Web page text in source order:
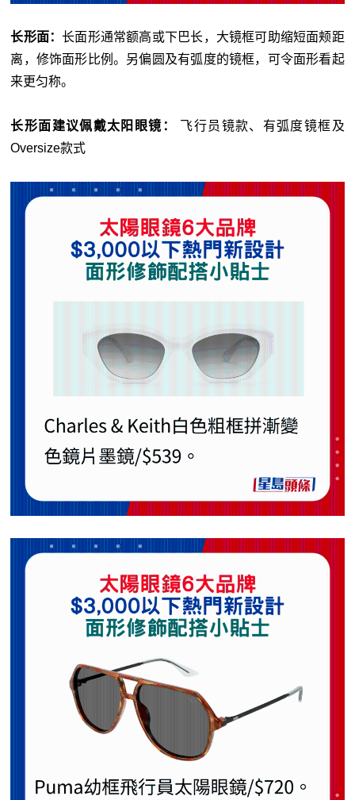
长形面：长面形通常额高或下巴长，大镜框可助缩短面颊距
离，修饰面形比例。另偏圆及有弧度的镜框，可令面形看起
来更匀称。
长形面建议佩戴太阳眼镜：
飞行员镜款、有弧度镜框及
Oversize款式